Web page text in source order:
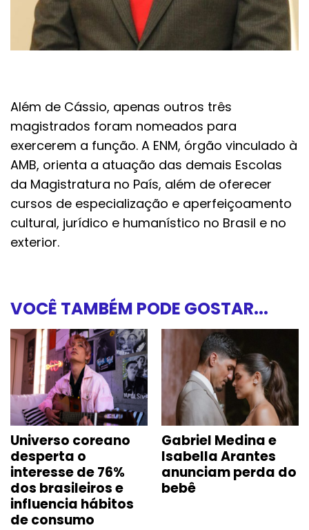
Além de Cássio, apenas outros três
magistrados foram nomeados para
exercerem a função. A ENM, órgão vinculado à
AMB, orienta a atuação das demais Escolas
da Magistratura no País, além de oferecer
cursos de especialização e aperfeiçoamento
cultural, jurídico e humanístico no Brasil e no
exterior.
VOCÊ TAMBÉM PODE GOSTAR...
Universo coreano
desperta o
interesse de 76%
dos brasileiros e
influencia hábitos
de consumo
Gabriel Medina e
Isabella Arantes
anunciam perda do
bebê